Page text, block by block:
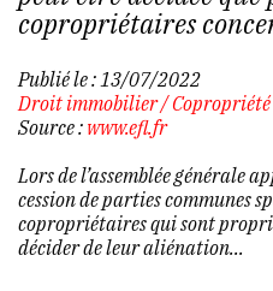
copropriétaires
Publié le : 13/07/2022
Droit immobilier/Copropriété
Source : www.efl.fr
Lors de l’assemblée générale
cession de parties communes
copropriétaires qui sont
décider de leur aliénation...